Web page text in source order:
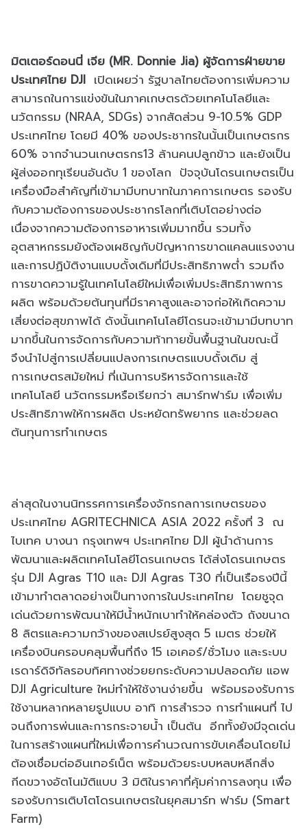
มิตเตอร์ดอนนี่ เจีย (MR. Donnie Jia) ผู้จัดการฝ่ายขาย
ประเทศไทย DJI เปิดเผยว่า รัฐบาลไทยต้องการเพิ่มความ
สามารถในการแข่งขันในภาคเกษตรด้วยเทคโนโลยีและ
นวัตกรรม (NRAA, SDGs) จากสัดส่วน 9-10.5% GDP
ประเทศไทย โดยมี 40% ของประชากรในนั้นเป็นเกษตรกร
60% จากจำนวนเกษตรกร13 ล้านคนปลูกข้าว และยังเป็น
ผู้ส่งออกทุเรียนอันดับ 1 ของโลก ปัจจุบันโดรนเกษตรเป็น
เครื่องมือสำคัญที่เข้ามามีบทบาทในภาคการเกษตร รองรับ
กับความต้องการของประชากรโลกที่เติบโตอย่างต่อ
เนื่องจากความต้องการอาหารเพิ่มมากขึ้น รวมทั้ง
อุตสาหกรรมยังต้องเผชิญกับปัญหาการขาดแคลนแรงงาน
และการปฏิบัติงานแบบดั้งเดิมที่มีประสิทธิภาพต่ำ รวมถึง
การขาดความรู้ในเทคโนโลยีใหม่เพื่อเพิ่มประสิทธิภาพการ
ผลิต พร้อมด้วยต้นทุนที่มีราคาสูงและอาจก่อให้เกิดความ
เสี่ยงต่อสุขภาพได้ ดังนั้นเทคโนโลยีโดรนจะเข้ามามีบทบาท
มากขึ้นในการจัดการกับความท้าทายขั้นพื้นฐานในขณะนี้
จึงนำไปสู่การเปลี่ยนแปลงการเกษตรแบบดั้งเดิม สู่
การเกษตรสมัยใหม่ ที่เน้นการบริหารจัดการและใช้
เทคโนโลยี นวัตกรรมหรือเรียกว่า สมาร์ทฟาร์ม เพื่อเพิ่ม
ประสิทธิภาพให้การผลิต ประหยัดทรัพยากร และช่วยลด
ต้นทุนการทำเกษตร
ล่าสุดในงานนิทรรศการเครื่องจักรกลการเกษตรของ
ประเทศไทย AGRITECHNICA ASIA 2022 ครั้งที่ 3 ณ
ไบเทค บางนา กรุงเทพฯ ประเทศไทย DJI ผู้นำด้านการ
พัฒนาและผลิตเทคโนโลยีโดรนเกษตร ได้ส่งโดรนเกษตร
รุ่น DJI Agras T10 และ DJI Agras T30 ที่เป็นเรือธงปีนี้
เข้ามาทำตลาดอย่างเป็นทางการในประเทศไทย โดยชูจุด
เด่นด้วยการพัฒนาให้มีน้ำหนักเบาทำให้คล่องตัว ถังขนาด
8 ลิตรและความกว้างของสเปรย์สูงสุด 5 เมตร ช่วยให้
เครื่องบินครอบคลุมพื้นที่ถึง 15 เอเคอร์/ชั่วโมง และระบบ
เรดาร์ดิจิทัลรอบทิศทางช่วยยกระดับความปลอดภัย แอพ
DJI Agriculture ใหม่ทำให้ใช้งานง่ายขึ้น พร้อมรองรับการ
ใช้งานหลากหลายรูปแบบ อาทิ การสํารวจ การทําแผนที่ ไป
จนถึงการพ่นและการกระจายน้ำ เป็นต้น อีกทั้งยังมีจุดเด่น
ในการสร้างแผนที่ใหม่เพื่อการคำนวณการขับเคลื่อนโดยไม่
ต้องเชื่อมต่ออินเทอร์เน็ต พร้อมด้วยระบบหลบหลีกสิ่ง
กีดขวางอัตโนมัติแบบ 3 มิติในราคาที่คุ้มค่าการลงทุน เพื่อ
รองรับการเติบโตโดรนเกษตรในยุคสมาร์ท ฟาร์ม (Smart
Farm)